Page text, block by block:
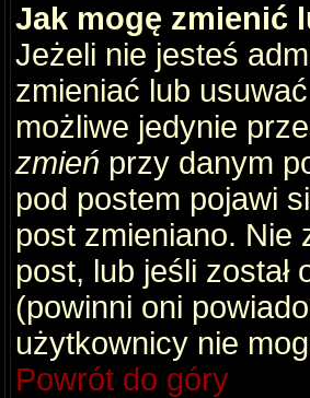
Jak mogę zmienić
Jeżeli nie jesteś
zmieniać lub
możliwe jedynie
zmień przy danym
pod postem pojawi
post zmieniano. Nie
post, lub jeśli
(powinni oni
użytkownicy nie
Powrót do góry